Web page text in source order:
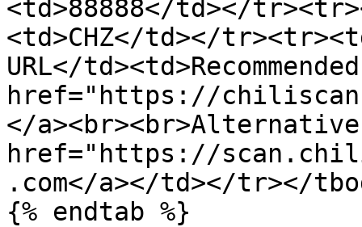
<td>88888</td></
<td>CHZ</td></
URL</
href="https://
</
href="https://
.com</a></td></tr></
{% endtab %}